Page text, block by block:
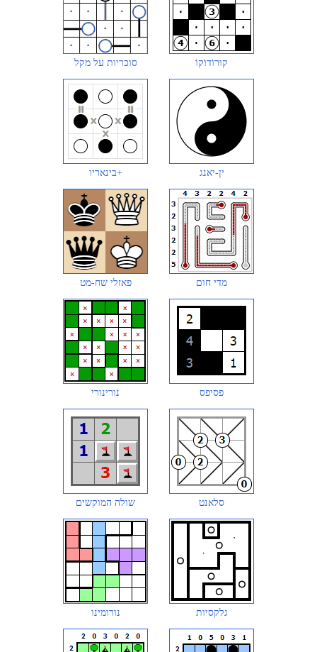
סוכריות על מקל קוּרוֹדוֹקוֹ
בינאריו+ ין-יאנג
פאזלי שח-מט מדי חום
נורינורי פסיפס
שולה המוקשים סלאנט
נורומינו גלקסיות